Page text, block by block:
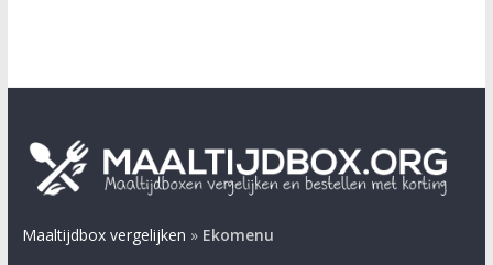
Maaltijdbox vergelijken » Ekomenu